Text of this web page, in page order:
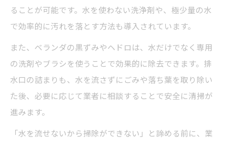
ることが可能です。水を使わない洗浄剤や、極少量の水
で効率的に汚れを落とす方法も導入されています。
また、ベランダの黒ずみやヘドロは、水だけでなく専用
の洗剤やブラシを使うことで効果的に除去できます。排
水口の詰まりも、水を流さずにごみや落ち葉を取り除い
た後、必要に応じて業者に相談することで安全に清掃が
進みます。
「水を流せないから掃除ができない」と諦める前に、業